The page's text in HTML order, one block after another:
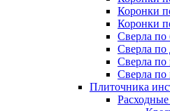
Коронки
Коронки
Сверла по
Сверла по
Сверла
Сверла по
Плиточника